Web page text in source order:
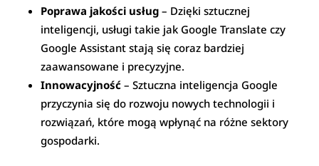
Poprawa jakości usług – Dzięki sztucznej
inteligencji, usługi takie jak Google Translate czy
Google Assistant stają się coraz bardziej
zaawansowane i precyzyjne.
Innowacyjność – Sztuczna inteligencja Google
przyczynia się do rozwoju nowych technologii i
rozwiązań, które mogą wpłynąć na różne sektory
gospodarki.